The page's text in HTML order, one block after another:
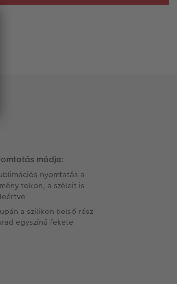
módja:
nyomtatás a
tokon, a széleit is
a szilikon belső rész
egyszínű fekete